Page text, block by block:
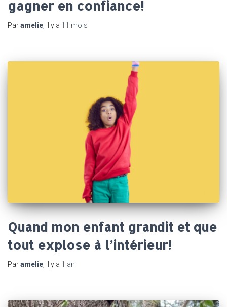
gagner en confiance!
Paramelie, il y a 11 mois
Quand mon enfant grandit et que
tout explose à l’intérieur!
Paramelie , il y a 1 an